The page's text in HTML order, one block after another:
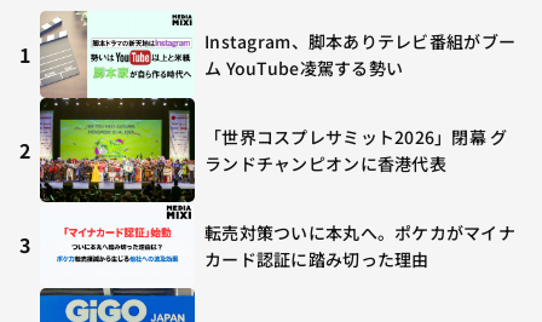
1
Instagram、脚本ありテレビ番組がブー
ム YouTube凌駕する勢い
2
「世界コスプレサミット2026」閉幕 グ
ランドチャンピオンに香港代表
3
転売対策ついに本丸へ。ポケカがマイナ
カード認証に踏み切った理由